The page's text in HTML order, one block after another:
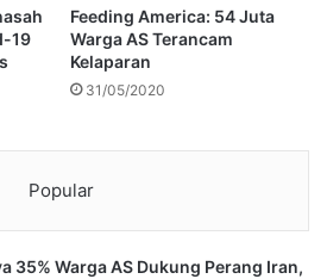
19
Feeding America: 54 Juta
Warga AS Terancam
Kelaparan
31/05/2020
Popular
35% Warga AS Dukung Perang Iran,